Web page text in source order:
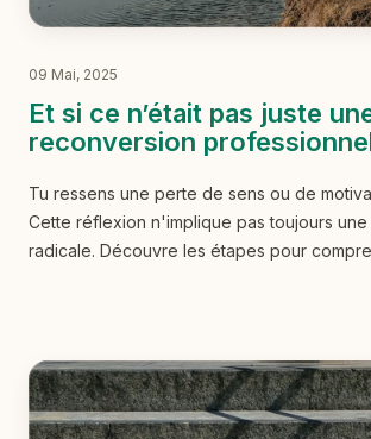
09 Mai, 2025
Et si ce n’était pas juste
reconversion
Tu ressens une perte de sens ou de
Cette réflexion n'implique pas toujours
radicale. Découvre les étapes pour